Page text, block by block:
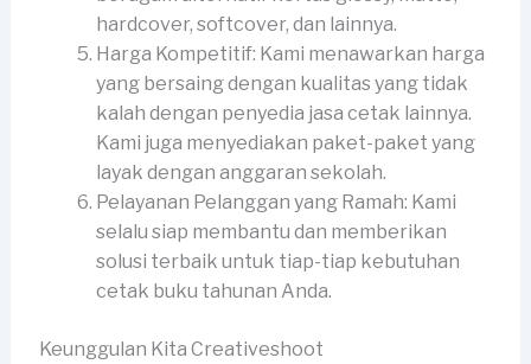
hardcover, softcover, dan lainnya.
Harga Kompetitif: Kami menawarkan harga
yang bersaing dengan kualitas yang tidak
kalah dengan penyedia jasa cetak lainnya.
Kami juga menyediakan paket-paket yang
layak dengan anggaran sekolah.
Pelayanan Pelanggan yang Ramah: Kami
selalu siap membantu dan memberikan
solusi terbaik untuk tiap-tiap kebutuhan
cetak buku tahunan Anda.
Keunggulan Kita Creativeshoot